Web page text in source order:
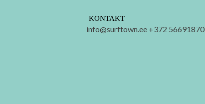
KONTAKT
info@surftown.ee +372 56691870